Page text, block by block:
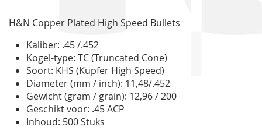
gallerij
H&N Copper Plated High Speed Bullets
Kaliber: .45 /.452
Kogel-type: TC (Truncated Cone)
Soort: KHS (Kupfer High Speed)
Diameter (mm / inch): 11,48/.452
Gewicht (gram / grain): 12,96 / 200
Geschikt voor: .45 ACP
Inhoud: 500 Stuks